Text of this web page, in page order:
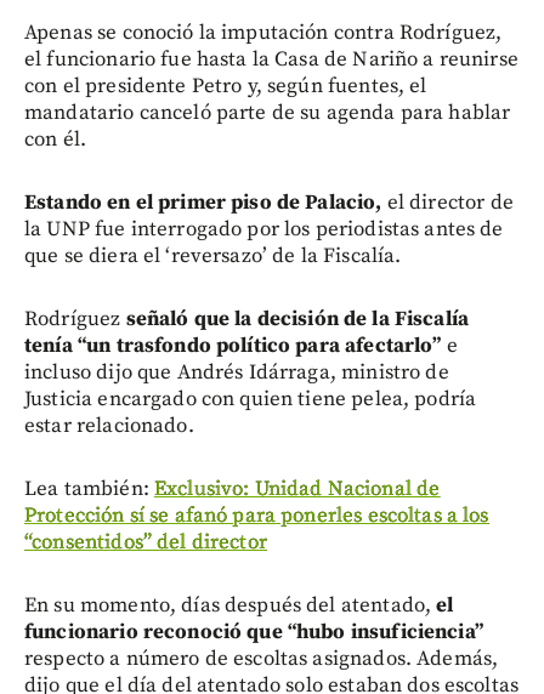
Apenas se conoció la imputación contra Rodríguez,
el funcionario fue hasta la Casa de Nariño a reunirse
con el presidente Petro y, según fuentes, el
mandatario canceló parte de su agenda para hablar
con él.
Estando en el primer piso de Palacio, el director de
la UNP fue interrogado por los periodistas antes de
que se diera el ‘reversazo’ de la Fiscalía.
Rodríguez señaló que la decisión de la Fiscalía
tenía “un trasfondo político para afectarlo” e
incluso dijo que Andrés Idárraga, ministro de
Justicia encargado con quien tiene pelea, podría
estar relacionado.
Lea también: Exclusivo: Unidad Nacional de
Protección sí se afanó para ponerles escoltas a los
“consentidos” del director
En su momento, días después del atentado, el
funcionario reconoció que “hubo insuficiencia”
respecto a número de escoltas asignados. Además,
dijo que el día del atentado solo estaban dos escoltas